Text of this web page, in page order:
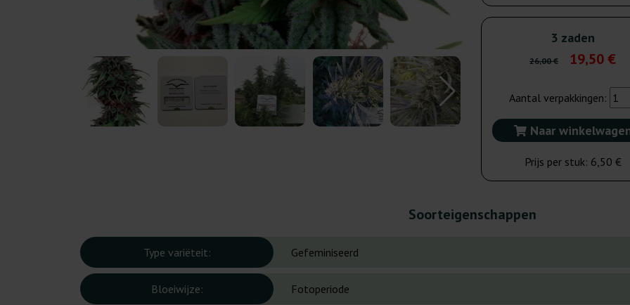
3 zaden
26,00 € 19,50 €
Aantal verpakkingen:
Naar
Prijs per stuk: 6,50 €
Soorteigenschappen
Type variëteit: Gefeminiseerd
Bloeiwijze: Fotoperiode